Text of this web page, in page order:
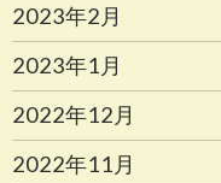
2023年2月
2023年1月
2022年12月
2022年11月